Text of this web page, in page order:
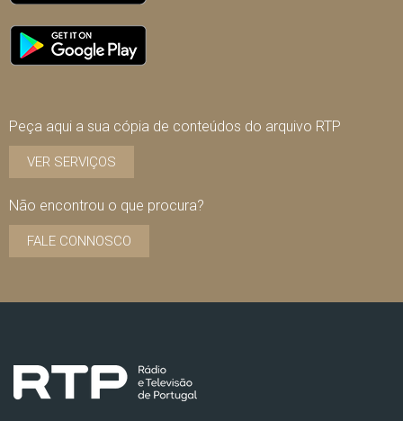
Peça aqui a sua cópia de conteúdos do arquivo RTP
VER SERVIÇOS
Não encontrou o que procura?
FALE CONNOSCO